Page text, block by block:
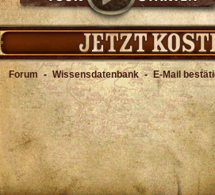
Forum - Wissensdatenbank - E-Mail